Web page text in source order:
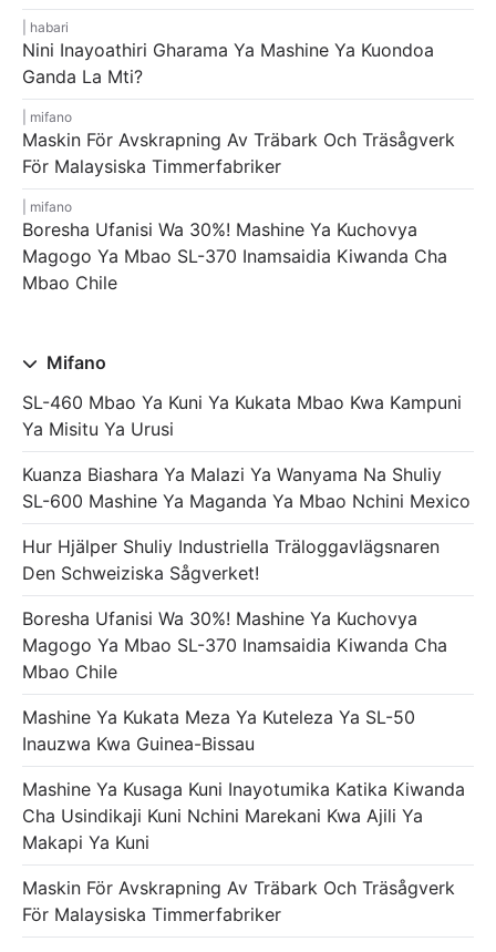
habari
Nini Inayoathiri Gharama Ya Mashine Ya Kuondoa
Ganda La Mti?
mifano
Maskin För Avskrapning Av Träbark Och Träsågverk
För Malaysiska Timmerfabriker
mifano
Boresha Ufanisi Wa 30%! Mashine Ya Kuchovya
Magogo Ya Mbao SL-370 Inamsaidia Kiwanda Cha
Mbao Chile
Mifano
SL-460 Mbao Ya Kuni Ya Kukata Mbao Kwa Kampuni
Ya Misitu Ya Urusi
Kuanza Biashara Ya Malazi Ya Wanyama Na Shuliy
SL-600 Mashine Ya Maganda Ya Mbao Nchini Mexico
Hur Hjälper Shuliy Industriella Träloggavlägsnaren
Den Schweiziska Sågverket!
Boresha Ufanisi Wa 30%! Mashine Ya Kuchovya
Magogo Ya Mbao SL-370 Inamsaidia Kiwanda Cha
Mbao Chile
Mashine Ya Kukata Meza Ya Kuteleza Ya SL-50
Inauzwa Kwa Guinea-Bissau
Mashine Ya Kusaga Kuni Inayotumika Katika Kiwanda
Cha Usindikaji Kuni Nchini Marekani Kwa Ajili Ya
Makapi Ya Kuni
Maskin För Avskrapning Av Träbark Och Träsågverk
För Malaysiska Timmerfabriker